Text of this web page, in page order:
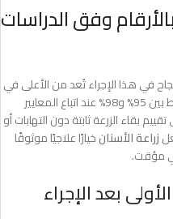
وفق الدراسات
في هذا الإجراء تُعد من الأعلى في
مجال طب الأسنان، حيث تتراوح في المتوسط بين 95% و98% عند اتباع المعايير
بقاء الزرعة ثابتة دون التهابات أو
زراعة الأسنانخيارًا علاجيًا موثوقًا
مؤقت.
بعد الإجراء